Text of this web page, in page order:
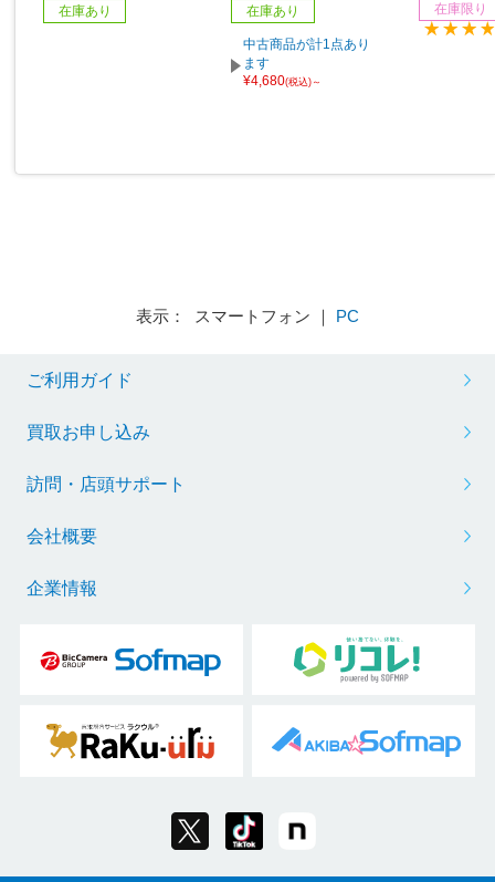
在庫あり 在庫あり
中古商品が計1点あり
ます
¥4,680(税込)～
在庫限り
表示： スマートフォン ｜ PC
ご利用ガイド
買取お申し込み
訪問・店頭サポート
会社概要
企業情報